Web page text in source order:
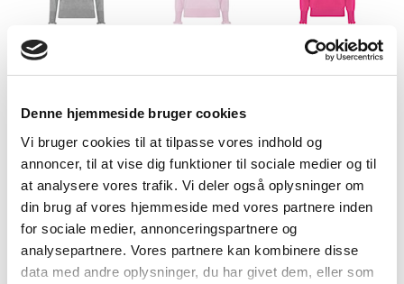
Denne hjemmeside bruger cookies
Vi bruger cookies til at tilpasse vores indhold og
annoncer, til at vise dig funktioner til sociale medier og til
at analysere vores trafik. Vi deler også oplysninger om
din brug af vores hjemmeside med vores partnere inden
for sociale medier, annonceringspartnere og
analysepartnere. Vores partnere kan kombinere disse
data med andre oplysninger, du har givet dem, eller som
LightGreyMelange Pink Berry